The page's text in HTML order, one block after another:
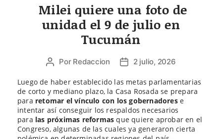
Milei quiere una foto de
unidad el 9 de julio en
Tucumán
Autor
la
entrada
Por Redaccion
Fecha
la
entrada
2 julio, 2026
Luego de haber establecido las metas parlamentarias
de corto y mediano plazo, la Casa Rosada se prepara
para retomar el vínculo con los gobernadorese
intentar así conseguir los respaldos necesarios
para las próximas reformasque quiere aprobar en el
Congreso, algunas de las cuales ya generaron cierta